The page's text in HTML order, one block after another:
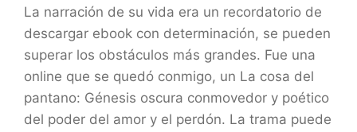
La narración de su vida era un recordatorio de
descargar ebook con determinación, se pueden
superar los obstáculos más grandes. Fue una
online que se quedó conmigo, un La cosa del
pantano: Génesis oscura conmovedor y poético
del poder del amor y el perdón. La trama puede